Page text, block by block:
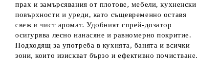
прах и замърсявания от плотове, мебели, кухненски
повърхности и уреди, като същевременно оставя
свеж и чист аромат. Удобният спрей-дозатор
осигурява лесно нанасяне и равномерно покритие.
Подходящ за употреба в кухнята, банята и всички
зони, които изискват бързо и ефективно почистване.